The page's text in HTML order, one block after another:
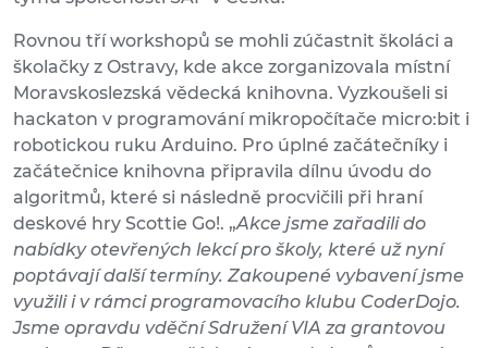
Rovnou tří workshopů se mohli zúčastnit školáci a
školačky z Ostravy, kde akce zorganizovala místní
Moravskoslezská vědecká knihovna. Vyzkoušeli si
hackaton v programování mikropočítače micro:bit i
robotickou ruku Arduino. Pro úplné začátečníky i
začátečnice knihovna připravila dílnu úvodu do
algoritmů, které si následně procvičili při hraní
deskové hry Scottie Go!. „Akce jsme zařadili do
nabídky otevřených lekcí pro školy, které už nyní
poptávají další termíny. Zakoupené vybavení jsme
využili i v rámci programovacího klubu CoderDojo.
Jsme opravdu vděční Sdružení VIA za grantovou